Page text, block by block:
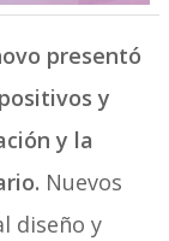
presentó
y
y la
Nuevos
diseño y